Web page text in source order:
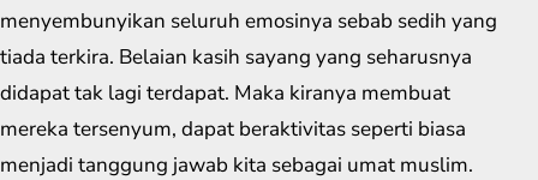
menyembunyikan seluruh emosinya sebab sedih yang
tiada terkira. Belaian kasih sayang yang seharusnya
didapat tak lagi terdapat. Maka kiranya membuat
mereka tersenyum, dapat beraktivitas seperti biasa
menjadi tanggung jawab kita sebagai umat muslim.